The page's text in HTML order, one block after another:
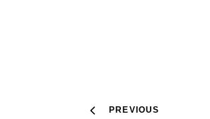
PREVIOUS